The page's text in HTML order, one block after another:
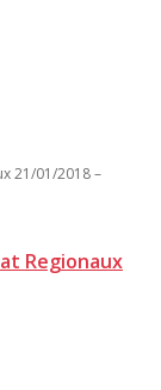
Regionaux